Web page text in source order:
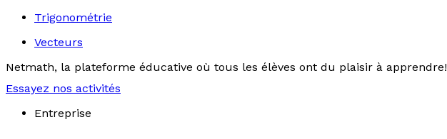
Trigonométrie
Vecteurs
Netmath, la plateforme éducative où tous les élèves ont du plaisir à apprendre!
Essayez nos activités
Entreprise